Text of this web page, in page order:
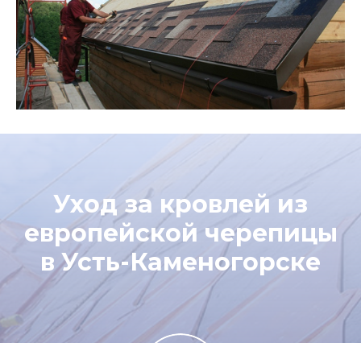
Уход за кровлей из
европейской черепицы
в Усть-Каменогорске